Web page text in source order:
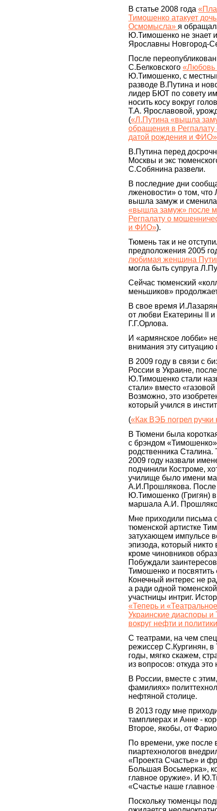
В статье 2008 года
Тимошенко атакует
Осмомысла» я
Ю.Тимошенко не знает
Ярославны Новгород-
После
С.Белковского «Любовь
Ю.Тимошенко, с
разводе В.Путина и
лидер БЮТ по совету
носить косу вокруг
Т.А. Ярославовой,
(«Л.Путина «вышла
обращения в
датой рождения и ФИО»
В.Путина перед
Москвы и экс
С.Собянина развели.
В последние дни
лженовости» о том,
вышла замуж и
«вышла замуж» после
Регпалату о
и ФИО»).
Тюмень так и не
предположения 2005
любимая женщина
могла быть супруга
Сейчас тюменский
меньшиков»
В свое время
от любви Екатерины II и
Г.Г.Орлова.
И «армянское лобби»
внимания эту ситуацию
В 2009 году в связи с
России в Украине,
Ю.Тимошенко стали
стали» вместо
Возможно, это
который учился в
(«Как ВЭБ погрел ручки
В Тюмени была
с брэндом
родственника
2009 году назвали
подчинили Костроме,
училище было имени
А.И.Прошлякова. После
Ю.Тимошенко (Григян)
маршала А.И.
Мне приходили письма
тюменской артистке
затухающем импульсе
эпизода, который
кроме чиновников
Побуждали
Тимошенко и посвятить
Конечный интерес не
а ради одной
участницы интриг.
«Теперь и
Украинские диаспоры
вокруг нефти и
С театрами, на чем
режиссер С.Кургинян,
годы, мягко скажем,
из вопросов: откуда
В России, вместе с
фамилиях»
нефтяной столице.
В 2013 году мне
тамплиерах и Анне -
Второе, якобы, от
По времени, уже после
пиартехнологов
«Проекта Счастье» и
Большая Восьмерка»,
главное оружие». И
«Счастье наше главное
Поскольку тюменцы